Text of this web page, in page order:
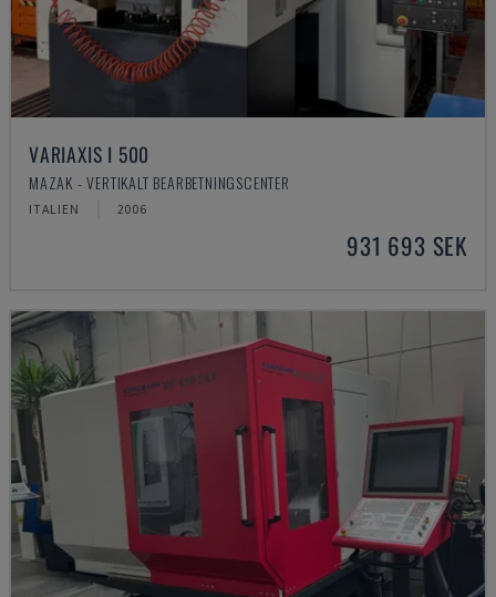
VARIAXIS I 500
MAZAK - VERTIKALT BEARBETNINGSCENTER
ITALIEN 2006
931 693 SEK